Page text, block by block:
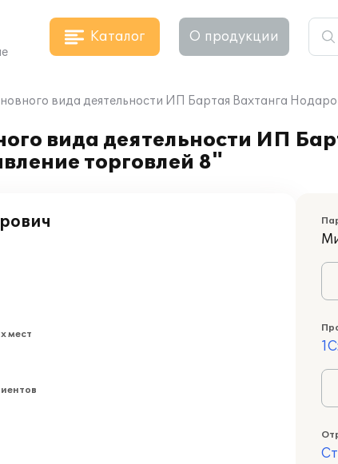
Каталог О продукции
вида деятельности ИП Бартая Вахтанга
вида деятельности ИП
торговлей 8"
мест